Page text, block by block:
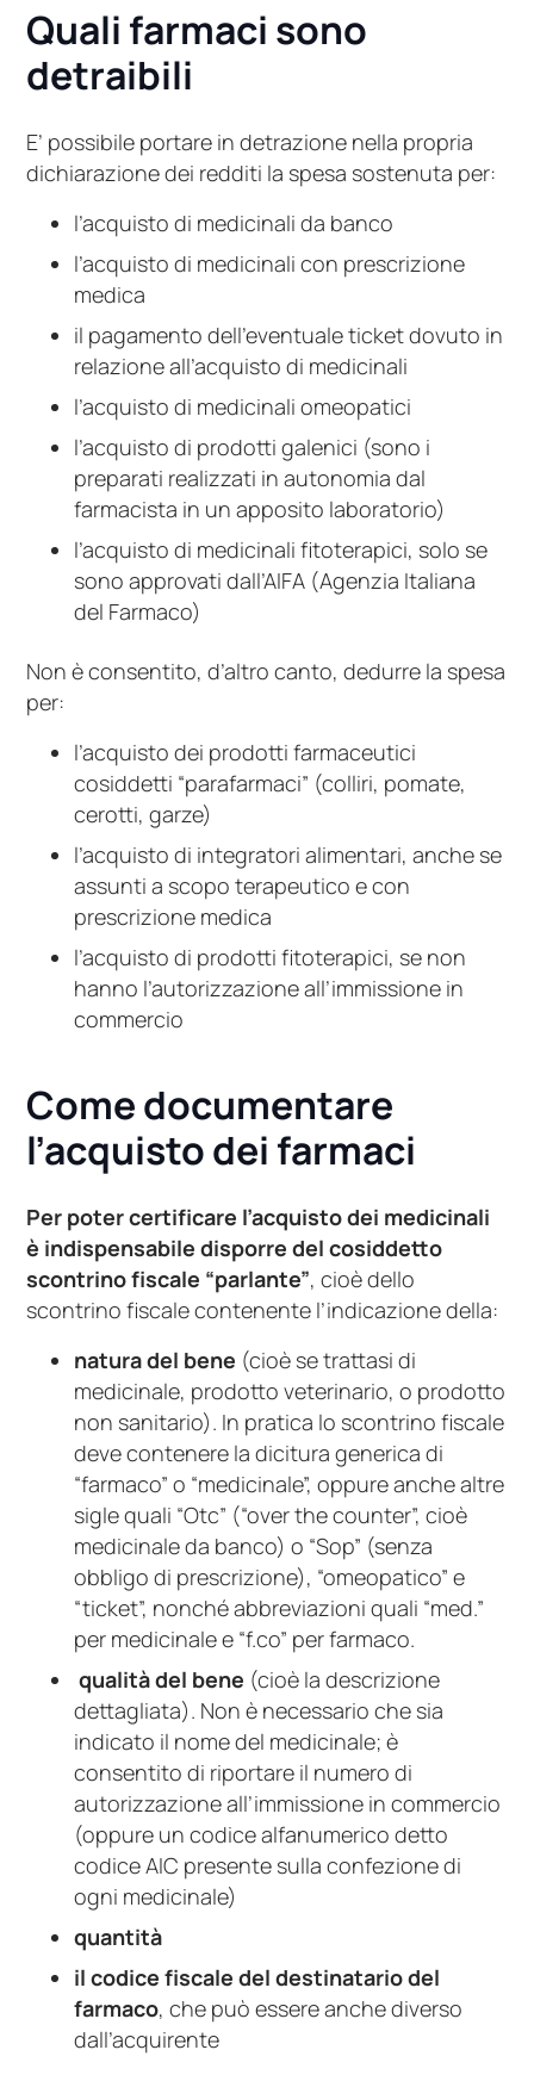
Quali farmaci sono
detraibili
E’ possibile portare in detrazione nella propria
dichiarazione dei redditi la spesa sostenuta per:
l’acquisto di medicinali da banco
l’acquisto di medicinali con prescrizione
medica
il pagamento dell’eventuale ticket dovuto in
relazione all’acquisto di medicinali
l’acquisto di medicinali omeopatici
l’acquisto di prodotti galenici (sono i
preparati realizzati in autonomia dal
farmacista in un apposito laboratorio)
l’acquisto di medicinali fitoterapici, solo se
sono approvati dall’AIFA (Agenzia Italiana
del Farmaco)
Non è consentito, d’altro canto, dedurre la spesa
per:
l’acquisto dei prodotti farmaceutici
cosiddetti “parafarmaci” (colliri, pomate,
cerotti, garze)
l’acquisto di integratori alimentari, anche se
assunti a scopo terapeutico e con
prescrizione medica
l’acquisto di prodotti fitoterapici, se non
hanno l’autorizzazione all’immissione in
commercio
Come documentare
l’acquisto dei farmaci
Per poter certificare l’acquisto dei medicinali
è indispensabile disporre del cosiddetto
scontrino fiscale “parlante”, cioè dello
scontrino fiscale contenente l’indicazione della:
natura del bene (cioè se trattasi di
medicinale, prodotto veterinario, o prodotto
non sanitario). In pratica lo scontrino fiscale
deve contenere la dicitura generica di
“farmaco” o “medicinale”, oppure anche altre
sigle quali “Otc” (“over the counter”, cioè
medicinale da banco) o “Sop” (senza
obbligo di prescrizione), “omeopatico” e
“ticket”, nonché abbreviazioni quali “med.”
per medicinale e “f.co” per farmaco.
qualità del bene (cioè la descrizione
dettagliata). Non è necessario che sia
indicato il nome del medicinale; è
consentito di riportare il numero di
autorizzazione all’immissione in commercio
(oppure un codice alfanumerico detto
codice AIC presente sulla confezione di
ogni medicinale)
quantità
il codice fiscale del destinatario del
farmaco, che può essere anche diverso
dall’acquirente